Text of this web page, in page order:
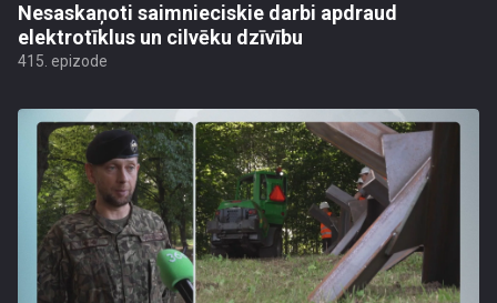
Nesaskaņoti saimnieciskie darbi apdraud
elektrotīklus un cilvēku dzīvību
415. epizode